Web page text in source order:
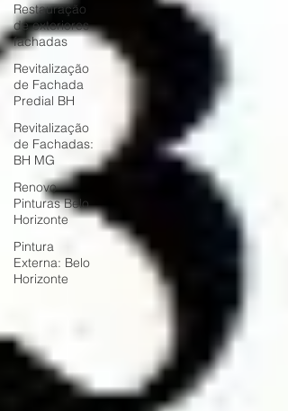
Restauração
de exteriores
fachadas
Revitalização
de Fachada
Predial BH
Revitalização
de Fachadas:
BH MG
Renovo
Pinturas Belo
Horizonte
Pintura
Externa: Belo
Horizonte